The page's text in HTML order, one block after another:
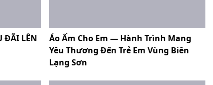
ĐÃI LÊN
Áo Ấm Cho Em — Hành Trình Mang
Yêu Thương Đến Trẻ Em Vùng Biên
Lạng Sơn